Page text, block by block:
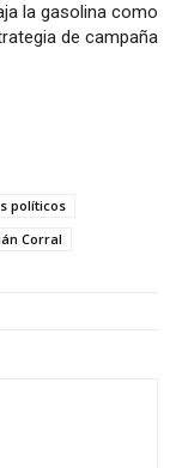
la gasolina como
de campaña
políticos
Corral